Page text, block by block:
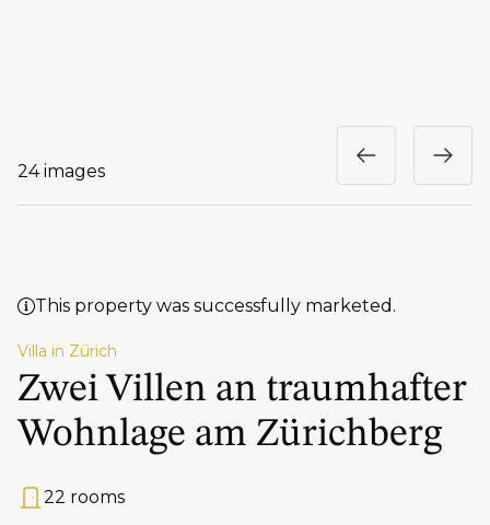
24 images
This property was successfully marketed.
Villa in Zürich
Zwei Villen an traumhafter
Wohnlage am Zürichberg
Rooms
22 rooms